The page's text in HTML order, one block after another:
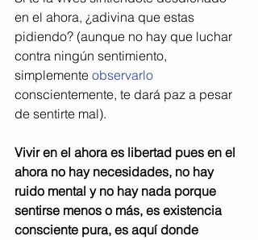
en el ahora, ¿adivina que estas
pidiendo? (aunque no hay que luchar
contra ningún sentimiento,
simplemente observarlo
conscientemente, te dará paz a pesar
de sentirte mal).
Vivir en el ahora es libertad pues en el
ahora no hay necesidades, no hay
ruido mental y no hay nada porque
sentirse menos o más, es existencia
consciente pura, es aquí donde